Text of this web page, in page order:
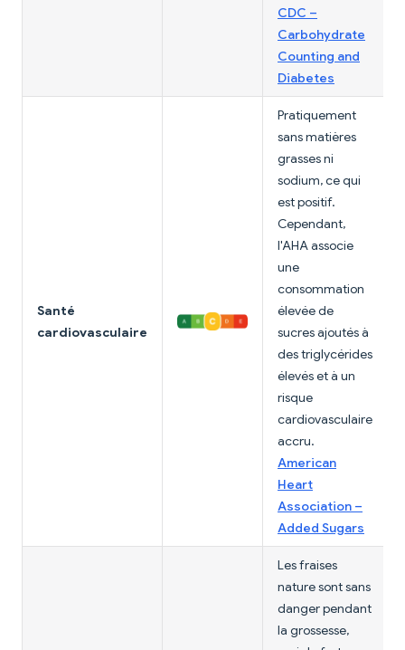
CDC –
Carbohydrate
Counting and
Diabetes
Santé
cardiovasculaire
Pratiquement
sans matières
grasses ni
sodium, ce qui
est positif.
Cependant,
l'AHA associe
une
consommation
élevée de
sucres ajoutés à
des triglycérides
élevés et à un
risque
cardiovasculaire
accru.
American
Heart
Association –
Added Sugars
Les fraises
nature sont sans
danger pendant
la grossesse,